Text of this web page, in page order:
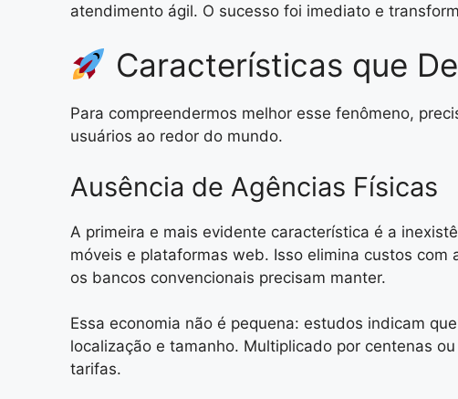
atendimento ágil. O sucesso foi imediato e
Características que
Para compreendermos melhor esse fenômeno,
usuários ao redor do mundo.
Ausência de Agências Físicas
A primeira e mais evidente característica é a
móveis e plataformas web. Isso elimina custos
os bancos convencionais precisam manter.
Essa economia não é pequena: estudos indicam
localização e tamanho. Multiplicado por centenas
tarifas.